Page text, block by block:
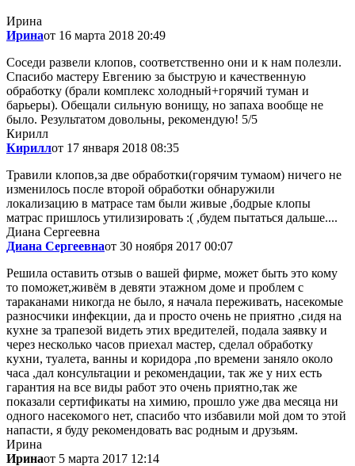
Ирина
Иринаот 16 марта 2018 20:49
Соседи развели клопов, соответственно они и к нам полезли.
Спасибо мастеру Евгению за быструю и качественную
обработку (брали комплекс холодный+горячий туман и
барьеры). Обещали сильную вонищу, но запаха вообще не
было. Результатом довольны, рекомендую! 5/5
Кирилл
Кириллот 17 января 2018 08:35
Травили клопов,за две обработки(горячим тумаом) ничего не
изменилось после второй обработки обнаружили
локализацию в матрасе там были живые ,бодрые клопы
матрас пришлось утилизировать :( ,будем пытаться дальше....
Диана Сергеевна
Диана Сергеевнаот 30 ноября 2017 00:07
Решила оставить отзыв о вашей фирме, может быть это кому
то поможет,живём в девяти этажном доме и проблем с
тараканами никогда не было, я начала переживать, насекомые
разносчики инфекции, да и просто очень не приятно ,сидя на
кухне за трапезой видеть этих вредителей, подала заявку и
через несколько часов приехал мастер, сделал обработку
кухни, туалета, ванны и коридора ,по времени заняло около
часа ,дал консультации и рекомендации, так же у них есть
гарантия на все виды работ это очень приятно,так же
показали сертификаты на химию, прошло уже два месяца ни
одного насекомого нет, спасибо что избавили мой дом то этой
напасти, я буду рекомендовать вас родным и друзьям.
Ирина
Иринаот 5 марта 2017 12:14